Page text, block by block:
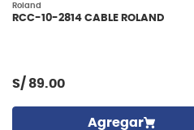
Roland
RCC-10-2814 CABLE ROLAND
S/ 89.00
Agregar